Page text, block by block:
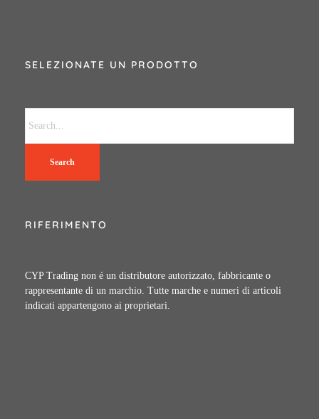
SELEZIONATE UN PRODOTTO
Search
RIFERIMENTO
CYP Trading non é un distributore autorizzato, fabbricante o
rappresentante di un marchio. Tutte marche e numeri di articoli
indicati appartengono ai proprietari.